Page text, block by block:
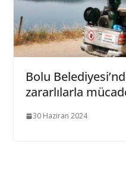
Bolu
zararlılarla
30 Haziran 2024